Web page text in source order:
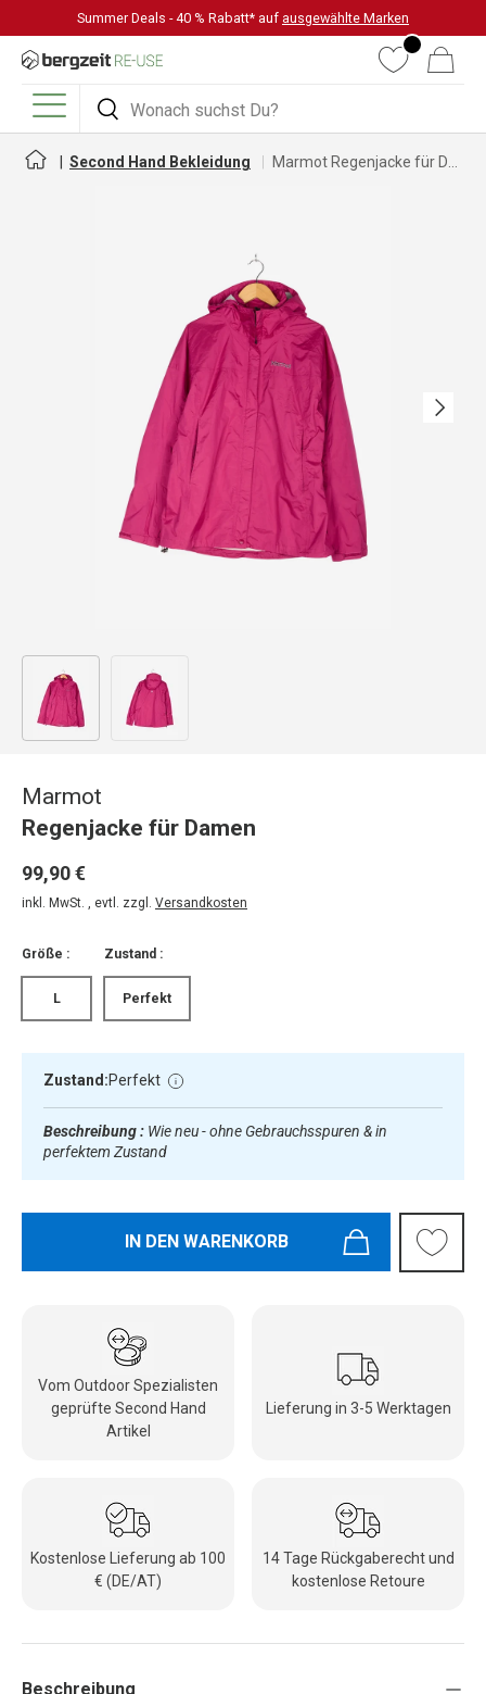
DIREKT ZUM INHALT
Summer Deals - 40 % Rabatt* auf ausgewählte Marken
Suchen
Suchen
WunschlisteWarenkorb
Menü
Second Hand Bekleidung
Nächste
Bild 1 in Galerieansicht laden
Marmot
Regenjacke für Damen
99,90 €
inkl. MwSt. , evtl. zzgl. Versandkosten
Größe :
L
Zustand :
Perfekt
Zustand:Perfekt
Beschreibung : Wie neu - ohne Gebrauchsspuren & in
perfektem Zustand
IN DEN WARENKORB
Vom Outdoor Spezialisten
geprüfte Second Hand
Artikel
Lieferung in 3-5 Werktagen
Kostenlose Lieferung ab 100
€ (DE/AT)
14 Tage Rückgaberecht und
kostenlose Retoure
Beschreibung